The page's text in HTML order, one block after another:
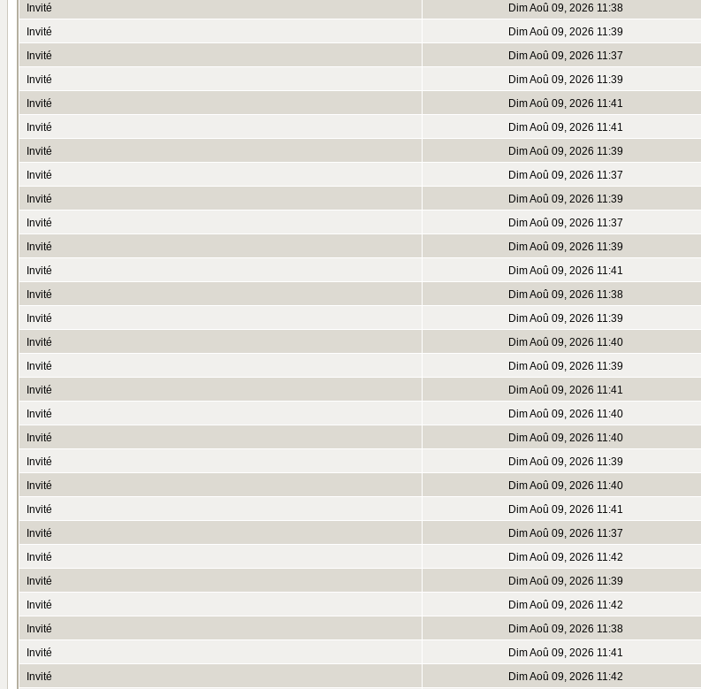
Invité
Dim Aoû 09, 2026 11:38
Invité
Dim Aoû 09, 2026 11:39
Invité
Dim Aoû 09, 2026 11:37
Invité
Dim Aoû 09, 2026 11:39
Invité
Dim Aoû 09, 2026 11:41
Invité
Dim Aoû 09, 2026 11:41
Invité
Dim Aoû 09, 2026 11:39
Invité
Dim Aoû 09, 2026 11:37
Invité
Dim Aoû 09, 2026 11:39
Invité
Dim Aoû 09, 2026 11:37
Invité
Dim Aoû 09, 2026 11:39
Invité
Dim Aoû 09, 2026 11:41
Invité
Dim Aoû 09, 2026 11:38
Invité
Dim Aoû 09, 2026 11:39
Invité
Dim Aoû 09, 2026 11:40
Invité
Dim Aoû 09, 2026 11:39
Invité
Dim Aoû 09, 2026 11:41
Invité
Dim Aoû 09, 2026 11:40
Invité
Dim Aoû 09, 2026 11:40
Invité
Dim Aoû 09, 2026 11:39
Invité
Dim Aoû 09, 2026 11:40
Invité
Dim Aoû 09, 2026 11:41
Invité
Dim Aoû 09, 2026 11:37
Invité
Dim Aoû 09, 2026 11:42
Invité
Dim Aoû 09, 2026 11:39
Invité
Dim Aoû 09, 2026 11:42
Invité
Dim Aoû 09, 2026 11:38
Invité
Dim Aoû 09, 2026 11:41
Invité
Dim Aoû 09, 2026 11:42